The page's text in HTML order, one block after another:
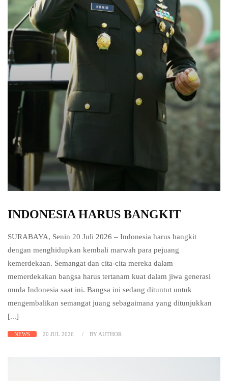
INDONESIA HARUS BANGKIT
SURABAYA, Senin 20 Juli 2026 – Indonesia harus bangkit
dengan menghidupkan kembali marwah para pejuang
kemerdekaan. Semangat dan cita-cita mereka dalam
memerdekakan bangsa harus tertanam kuat dalam jiwa generasi
muda Indonesia saat ini. Bangsa ini sedang dituntut untuk
mengembalikan semangat juang sebagaimana yang ditunjukkan
[...]
NEWS 20 JUL 2026 BY AUTHOR